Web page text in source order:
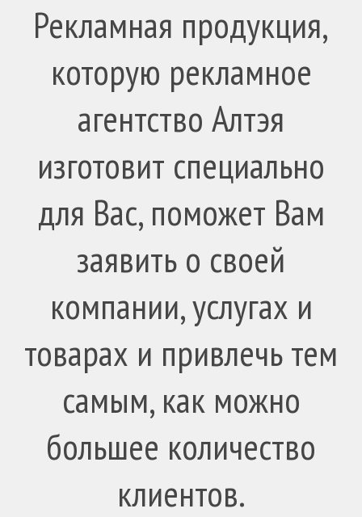
Рекламная продукция,
которую рекламное
агентство Алтэя
изготовит специально
для Вас, поможет Вам
заявить о своей
компании, услугах и
товарах и привлечь тем
самым, как можно
большее количество
клиентов.